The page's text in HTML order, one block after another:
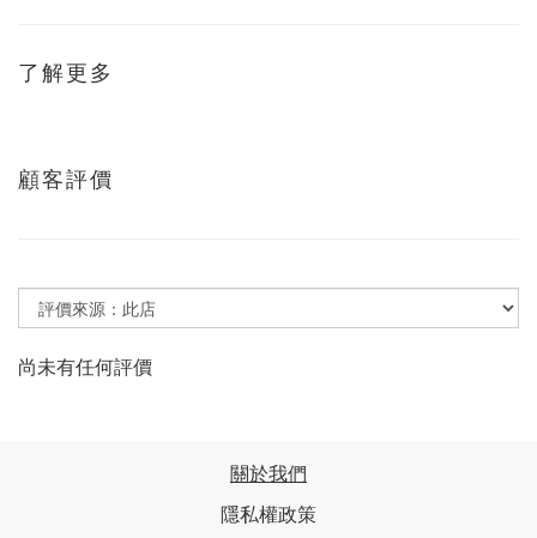
了解更多
顧客評價
尚未有任何評價
關於我們
隱私權政策